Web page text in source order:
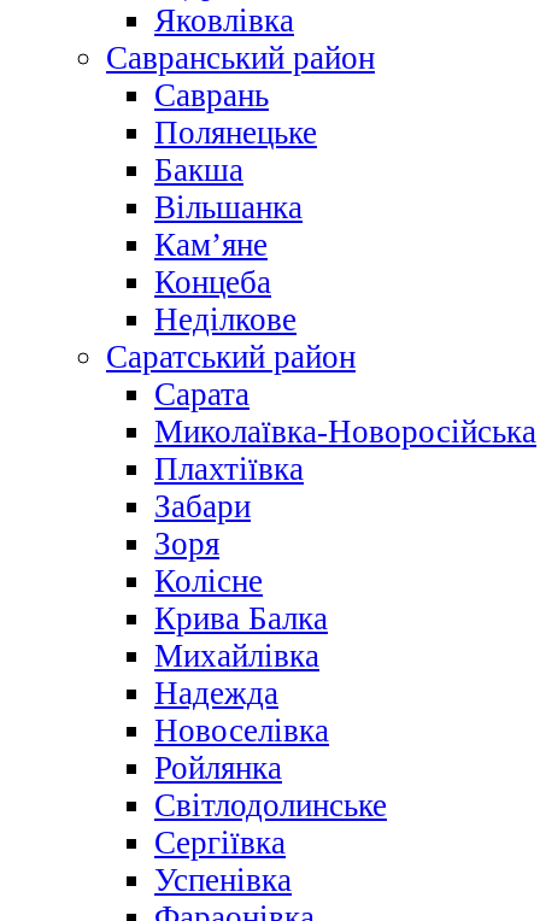
Яковлівка
Савранський район
Саврань
Полянецьке
Бакша
Вільшанка
Кам’яне
Концеба
Неділкове
Саратський район
Сарата
Миколаївка-Новоросійська
Плахтіївка
Забари
Зоря
Колісне
Крива Балка
Михайлівка
Надежда
Новоселівка
Ройлянка
Світлодолинське
Сергіївка
Успенівка